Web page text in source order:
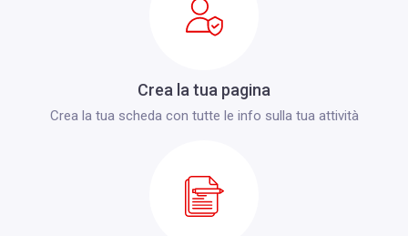
Crea la tua pagina
Crea la tua scheda con tutte le info sulla tua attività